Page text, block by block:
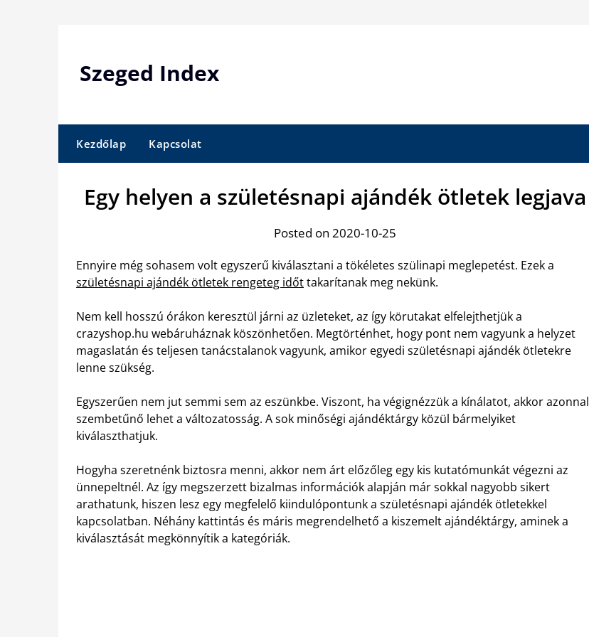
Szeged Index
Kezdőlap Kapcsolat
Egy helyen a születésnapi ajándék ötletek legjava
Posted on 2020-10-25
Ennyire még sohasem volt egyszerű kiválasztani a tökéletes szülinapi meglepetést. Ezek a
születésnapi ajándék ötletek rengeteg időttakarítanak meg nekünk.
Nem kell hosszú órákon keresztül járni az üzleteket, az így körutakat elfelejthetjük a
crazyshop.hu webáruháznak köszönhetően. Megtörténhet, hogy pont nem vagyunk a helyzet
magaslatán és teljesen tanácstalanok vagyunk, amikor egyedi születésnapi ajándék ötletekre
lenne szükség.
Egyszerűen nem jut semmi sem az eszünkbe. Viszont, ha végignézzük a kínálatot, akkor azonnal
szembetűnő lehet a változatosság. A sok minőségi ajándéktárgy közül bármelyiket
kiválaszthatjuk.
Hogyha szeretnénk biztosra menni, akkor nem árt előzőleg egy kis kutatómunkát végezni az
ünnepeltnél. Az így megszerzett bizalmas információk alapján már sokkal nagyobb sikert
arathatunk, hiszen lesz egy megfelelő kiindulópontunk a születésnapi ajándék ötletekkel
kapcsolatban. Néhány kattintás és máris megrendelhető a kiszemelt ajándéktárgy, aminek a
kiválasztását megkönnyítik a kategóriák.